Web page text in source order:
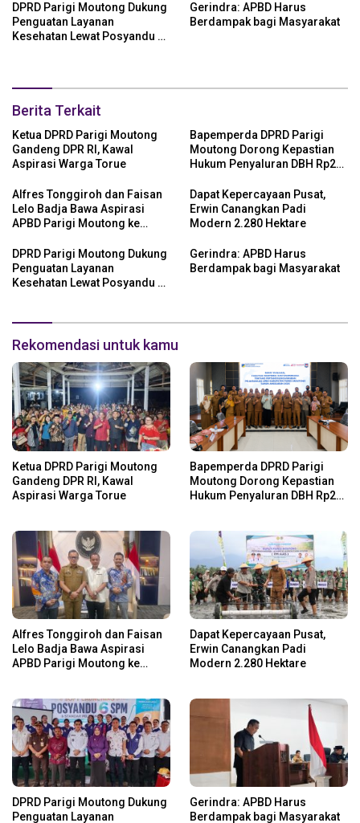
DPRD Parigi Moutong Dukung
Penguatan Layanan
Kesehatan Lewat Posyandu 6
Gerindra: APBD Harus
Berdampak bagi Masyarakat
Berita Terkait
Ketua DPRD Parigi Moutong
Gandeng DPR RI, Kawal
Aspirasi Warga Torue
Bapemperda DPRD Parigi
Moutong Dorong Kepastian
Hukum Penyaluran DBH Rp24
Alfres Tonggiroh dan Faisan
Lelo Badja Bawa Aspirasi
APBD Parigi Moutong ke
Dapat Kepercayaan Pusat,
Erwin Canangkan Padi
Modern 2.280 Hektare
DPRD Parigi Moutong Dukung
Penguatan Layanan
Kesehatan Lewat Posyandu 6
Gerindra: APBD Harus
Berdampak bagi Masyarakat
Rekomendasi untuk kamu
Ketua DPRD Parigi Moutong
Gandeng DPR RI, Kawal
Aspirasi Warga Torue
Bapemperda DPRD Parigi
Moutong Dorong Kepastian
Hukum Penyaluran DBH Rp24
Alfres Tonggiroh dan Faisan
Lelo Badja Bawa Aspirasi
APBD Parigi Moutong ke
Dapat Kepercayaan Pusat,
Erwin Canangkan Padi
Modern 2.280 Hektare
DPRD Parigi Moutong Dukung
Penguatan Layanan
Gerindra: APBD Harus
Berdampak bagi Masyarakat